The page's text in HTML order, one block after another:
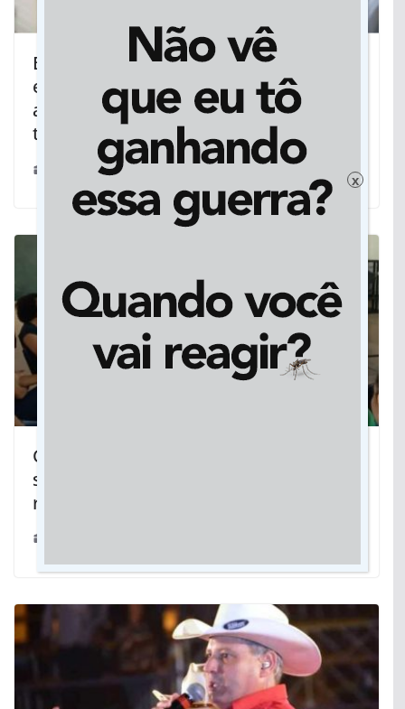
Brasil diz à ONU que não houve golpe
em 1964 e que governos militares
afastaram ameaça comunista e
terrorista
04/04/2019
Combate à violência e exploração
sexual contra criança e adolescente
reforça campanha do Turismo em MS
x